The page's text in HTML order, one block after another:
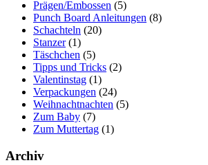
Prägen/Embossen (5)
Punch Board Anleitungen (8)
Schachteln (20)
Stanzer(1)
Täschchen (5)
Tipps und Tricks (2)
Valentinstag (1)
Verpackungen (24)
Weihnachtnachten (5)
Zum Baby (7)
Zum Muttertag (1)
Archiv